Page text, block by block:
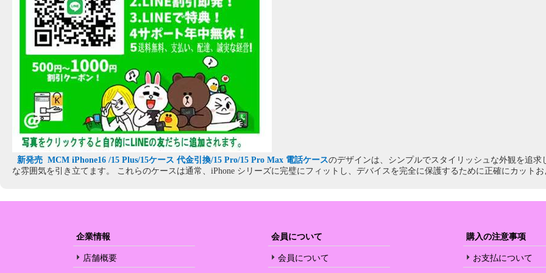
新発売 MCM iPhone16 /15 Plus/15ケース 代金引換/15 Pro/15 Pro Max 電話ケースのデザインは、シンプルでスタイリッシュな外観を追
な雰囲気を引き立てます。 これらのケースは通常、iPhone シリーズに完璧にフィットし、デバイスを完全に保護するために正確にカット
企業情報
店舗概要
会員について
会員について
購入の注意事项
お支払について